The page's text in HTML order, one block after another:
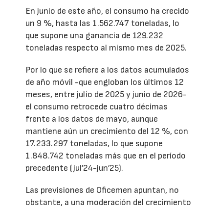
En junio de este año, el consumo ha crecido
un 9 %, hasta las 1.562.747 toneladas, lo
que supone una ganancia de 129.232
toneladas respecto al mismo mes de 2025.
Por lo que se refiere a los datos acumulados
de año móvil -que engloban los últimos 12
meses, entre julio de 2025 y junio de 2026-
el consumo retrocede cuatro décimas
frente a los datos de mayo, aunque
mantiene aún un crecimiento del 12 %, con
17.233.297 toneladas, lo que supone
1.848.742 toneladas más que en el período
precedente (jul’24-jun’25).
Las previsiones de Oficemen apuntan, no
obstante, a una moderación del crecimiento